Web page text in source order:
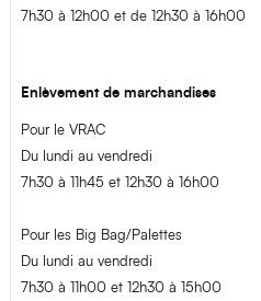
7h30 à 12h00 et de 12h30 à 16h00
Enlèvement de marchandises
Pour le VRAC
Du lundi au vendredi
7h30 à 11h45 et 12h30 à 16h00
Pour les Big Bag/Palettes
Du lundi au vendredi
7h30 à 11h00 et 12h30 à 15h00